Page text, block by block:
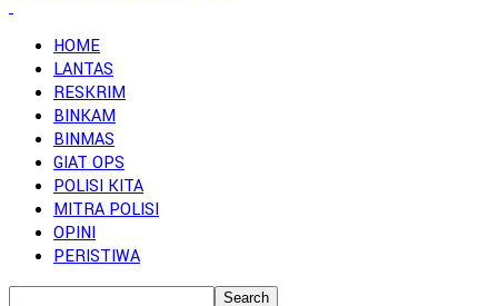
HOME
LANTAS
RESKRIM
BINKAM
BINMAS
GIAT OPS
POLISI KITA
MITRA POLISI
OPINI
PERISTIWA